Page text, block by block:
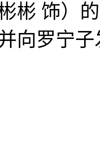
彬 饰）
向罗宁